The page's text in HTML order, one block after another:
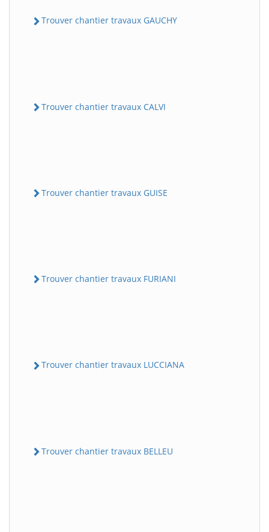
Trouver chantier travaux GAUCHY
Trouver chantier travaux CALVI
Trouver chantier travaux GUISE
Trouver chantier travaux FURIANI
Trouver chantier travaux LUCCIANA
Trouver chantier travaux BELLEU